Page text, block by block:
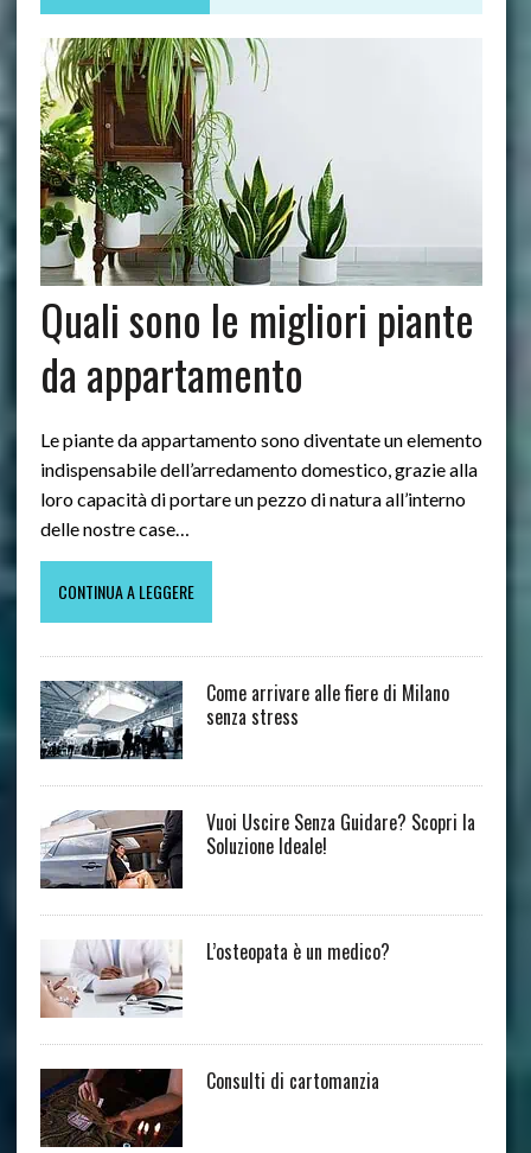
Quali sono le migliori piante
da appartamento
Le piante da appartamento sono diventate un elemento
indispensabile dell’arredamento domestico, grazie alla
loro capacità di portare un pezzo di natura all’interno
delle nostre case…
CONTINUA A LEGGERE
Come arrivare alle fiere di Milano
senza stress
Vuoi Uscire Senza Guidare? Scopri la
Soluzione Ideale!
L’osteopata è un medico?
Consulti di cartomanzia